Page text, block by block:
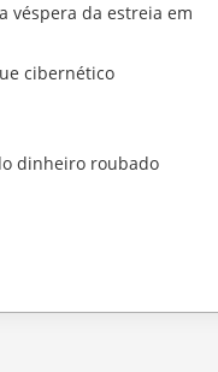
véspera da estreia em
cibernético
dinheiro roubado